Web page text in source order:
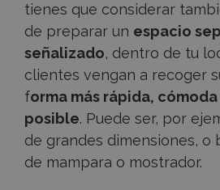
tienes que considerar
de preparar un espacio
señalizado, dentro de tu
clientes vengan a recoger
forma más rápida,
posible. Puede ser, por
de grandes dimensiones, o
de mampara o mostrador.